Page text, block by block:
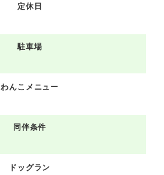
定休日
駐車場
わんこメニュー
同伴条件
ドッグラン